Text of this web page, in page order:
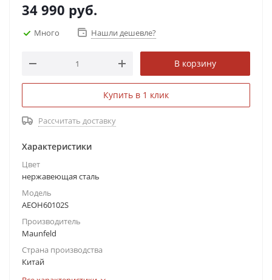
34 990 руб.
Много Нашли дешевле?
В корзину
Купить в 1 клик
Рассчитать доставку
Характеристики
Цвет
нержавеющая сталь
Модель
AEOH60102S
Производитель
Maunfeld
Страна производства
Китай